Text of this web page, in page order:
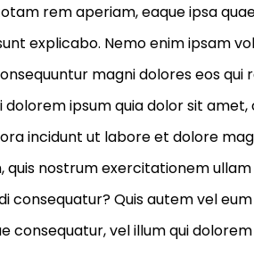
rem aperiam, eaque ipsa
explicabo. Nemo enim ipsam
magni dolores eos
dolorem ipsum quia dolor sit
incidunt ut labore et dolore
nostrum exercitationem
consequatur? Quis autem vel
consequatur, vel illum qui